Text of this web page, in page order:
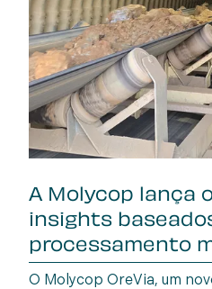
A Molycop lança
insights
processamento
inteligente
O Molycop OreVia, um